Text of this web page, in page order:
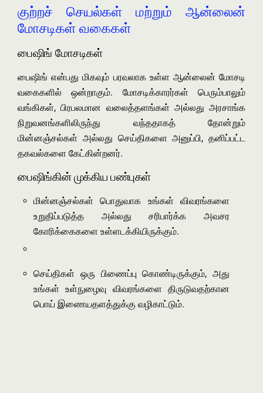
குற்றச் செயல்கள் மற்றும் ஆன்லைன்
மோசடிகள் வகைகள்
பைஷிங் மோசடிகள்
பைஷிங் என்பது மிகவும் பரவலாக உள்ள ஆன்லைன் மோசடி
வகைகளில் ஒன்றாகும். மோசடிக்காரர்கள் பெரும்பாலும்
வங்கிகள், பிரபலமான வலைத்தளங்கள் அல்லது அரசாங்க
நிறுவனங்களிலிருந்து வந்ததாகத் தோன்றும்
மின்னஞ்சல்கள் அல்லது செய்திகளை அனுப்பி, தனிப்பட்ட
தகவல்களை கேட்கின்றனர்.
பைஷிங்கின் முக்கிய பண்புகள்
மின்னஞ்சல்கள் பொதுவாக உங்கள் விவரங்களை
உறுதிப்படுத்த அல்லது சரிபார்க்க அவசர
கோரிக்கைகளை உள்ளடக்கியிருக்கும்.
செய்திகள் ஒரு பிணைப்பு கொண்டிருக்கும், அது
உங்கள் உள்நுழைவு விவரங்களை திருடுவதற்கான
பொய் இணையதளத்துக்கு வழிகாட்டும்.